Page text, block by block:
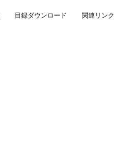
目録ダウンロード 関連リンク